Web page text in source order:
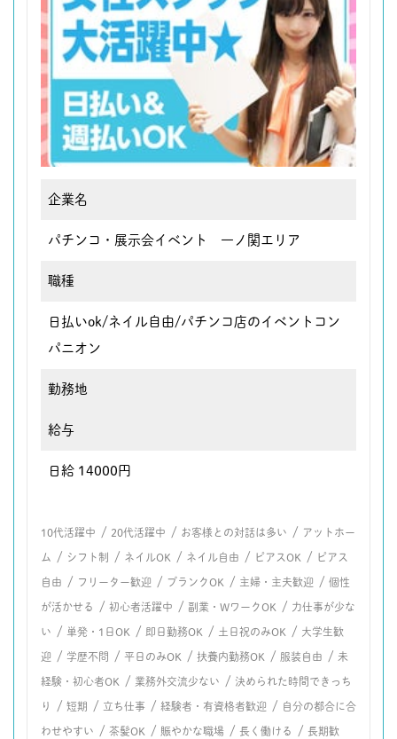
企業名
パチンコ・展示会イベント 一ノ関エリア
職種
日払いok/ネイル自由/パチンコ店のイベントコン
パニオン
勤務地
給与
日給 14000円
10代活躍中 / 20代活躍中 / お客様との対話は多い / アットホー
ム / シフト制 / ネイルOK / ネイル自由 / ピアスOK / ピアス
自由 / フリーター歓迎 / ブランクOK / 主婦・主夫歓迎 / 個性
が活かせる / 初心者活躍中 / 副業・WワークOK / 力仕事が少な
い / 単発・1日OK / 即日勤務OK / 土日祝のみOK / 大学生歓
迎 / 学歴不問 / 平日のみOK / 扶養内勤務OK / 服装自由 / 未
経験・初心者OK / 業務外交流少ない / 決められた時間できっち
り / 短期 / 立ち仕事 / 経験者・有資格者歓迎 / 自分の都合に合
わせやすい / 茶髪OK / 賑やかな職場 / 長く働ける / 長期歓